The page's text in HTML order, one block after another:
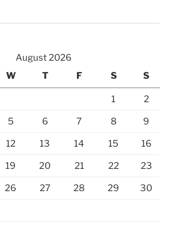
August 2026
W T F S S
1 2
5 6 7 8 9
12 13 14 15 16
19 20 21 22 23
26 27 28 29 30